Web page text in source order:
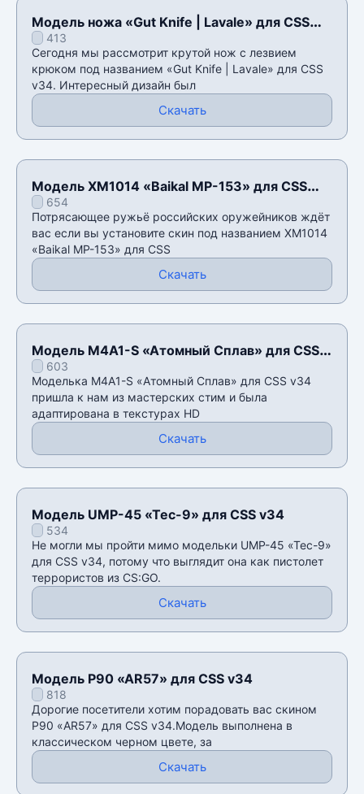
Модель ножа «Gut Knife | Lavale» для CSS
v34413
Сегодня мы рассмотрит крутой нож с лезвием
крюком под названием «Gut Knife | Lavale» для CSS
v34. Интересный дизайн был
Скачать
Модель XM1014 «Baikal MP-153» для CSS
v34654
Потрясающее ружьё российских оружейников ждёт
вас если вы установите скин под названием XM1014
«Baikal MP-153» для CSS
Скачать
Модель M4A1-S «Атомный Сплав» для CSS
v34603
Моделька M4A1-S «Атомный Сплав» для CSS v34
пришла к нам из мастерских стим и была
адаптирована в текстурах HD
Скачать
Модель UMP-45 «Tec-9» для CSS v34
534
Не могли мы пройти мимо модельки UMP-45 «Tec-9»
для CSS v34, потому что выглядит она как пистолет
террористов из CS:GO.
Скачать
Модель P90 «AR57» для CSS v34
818
Дорогие посетители хотим порадовать вас скином
P90 «AR57» для CSS v34.Модель выполнена в
классическом черном цвете, за
Скачать